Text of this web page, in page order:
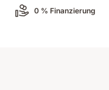
0 % Finanzierung